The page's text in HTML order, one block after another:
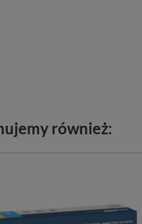
również: